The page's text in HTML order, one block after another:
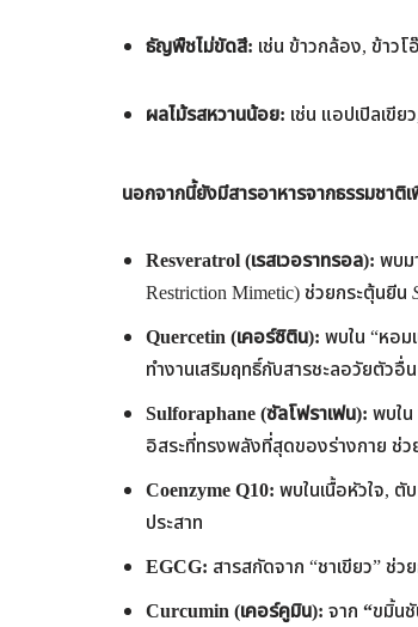
ธัญพืชไม่ขัดสี: เช่น ข้าวกล้อง, ข้าว
ผลไม้รสหวานน้อย: เช่น แอปเปิลเขี
นอกจากนี้ยังมีสารอาหารจากธรรมชาติ
Resveratrol (เรสเวอราทรอล): พบม
Restriction Mimetic) ช่วยกระตุ้นยีน
Quercetin (เคอร์ซิติน): พบใน “หอม
ทำงานเสริมฤทธิ์กับสารชะลอวัยตัวอื่
Sulforaphane (ซัลโฟราเฟน): พบใ
อิสระที่ทรงพลังที่สุดของร่างกาย ช่
Coenzyme Q10: พบในเนื้อหัวใจ, ตั
ประสาท
EGCG: สารสกัดจาก “ชาเขียว” ช่
Curcumin (เคอร์คูมิน): จาก “ขมิ้น